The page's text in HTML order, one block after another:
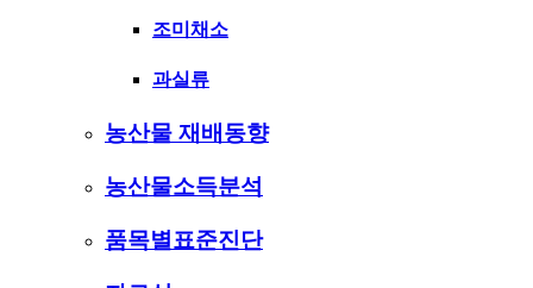
조미채소
과실류
농산물 재배동향
농산물소득분석
품목별표준진단